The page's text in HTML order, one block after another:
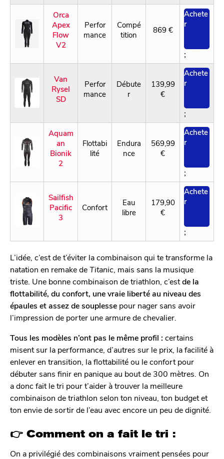
Orca
Apex
Flow
V2
Perfor
mance
Compé
tition
869 €
Achete
r
;
Van
Rysel
SD
Perfor
mance
Débute
r
139,99
€
Achete
r
;
Aquam
an
Bionik
2
Flottabi
lité
Endura
nce
569,99
€
Achete
r
;
Sailfish
Pacific
3
Confort
Eau
libre
179,90
€
Achete
r
;
L’idée, c’est de t’éviter la combinaison qui te transforme la
natation en remake deTitanic , mais sans la musique
triste. Une bonne combinaison de triathlon, c’estde la
flottabilité, du confort, une vraie liberté au niveau des
épaules et assez de souplesse pour nager sans avoir
l’impression de porter une armure de chevalier.
Tous les modèles n’ont pas le même profil : certains
misent sur la performance, d’autres sur le prix, la facilité à
enlever en transition, la flottabilité ou le confort pour
débuter sans finir en panique au bout de 300 mètres. On
a donc fait le tri pour t’aider à trouver la meilleure
combinaison de triathlon selon ton niveau, ton budget et
ton envie de sortir de l’eau avec encore un peu de dignité.
👉 Comment on a fait le tri :
On a privilégié des combinaisons vraiment pensées pour